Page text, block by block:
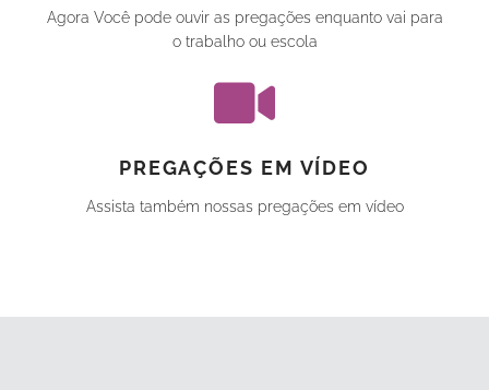
Agora Você pode ouvir as pregações enquanto vai para
o trabalho ou escola
PREGAÇÕES EM VÍDEO
Assista também nossas pregações em vídeo